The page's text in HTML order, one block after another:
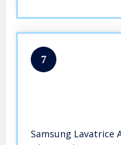
7
Samsung Lavatrice